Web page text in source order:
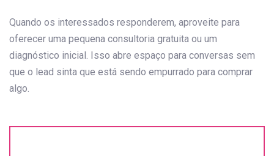
Quando os interessados responderem, aproveite para
oferecer uma pequena consultoria gratuita ou um
diagnóstico inicial. Isso abre espaço para conversas sem
que o lead sinta que está sendo empurrado para comprar
algo.